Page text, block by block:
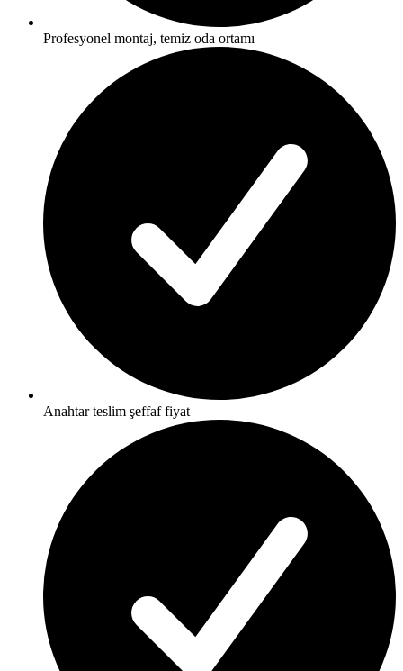
Profesyonel montaj, temiz oda ortamı
Anahtar teslim şeffaf fiyat